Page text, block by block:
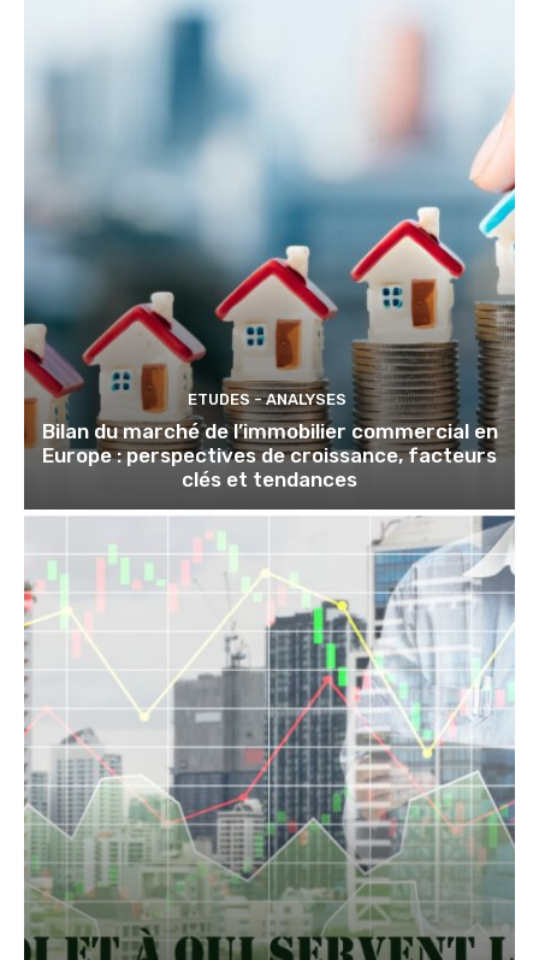
ETUDES - ANALYSES
Bilan du marché de l’immobilier commercial en
Europe : perspectives de croissance, facteurs
clés et tendances